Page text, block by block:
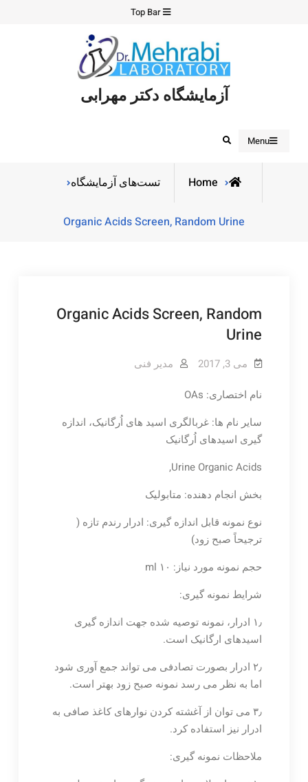
Top Bar
آزمایشگاه دکتر مهرابی
Menu
Search
Home تست‌های آزمایشگاه
Organic Acids Screen, Random Urine
Organic Acids Screen, Random
Urine
می 3, 2017 مدیر فنی
نام اختصاری: OAs
سایر نام ها: غربالگری اسید های اُرگانیک، اندازه
گیری اسیدهای اُرگانیک
Urine Organic Acids,
بخش انجام دهنده: متابولیک
نوع نمونه قابل اندازه گیری: ادرار رندم تازه (
ترجیحاً صبح زود)
حجم نمونه مورد نیاز: ۱۰ ml
شرایط نمونه گیری:
۱٫ ادرار، نمونه توصیه شده جهت اندازه گیری
اسیدهای ارگانیک است.
۲٫ ادرار بصورت تصادفی می تواند جمع آوری شود
اما به نظر می رسد نمونه صبح زود بهتر است.
۳٫ می توان از آغشته کردن نوارهای کاغذ صافی به
ادرار نیز استفاده کرد.
ملاحظات نمونه گیری: